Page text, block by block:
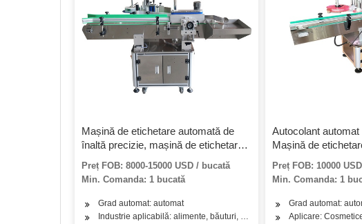
Mașină de etichetare automată de
înaltă precizie, mașină de etichetare
Preț FOB: 8000-15000 USD / bucată
Min. Comanda: 1 bucată
Grad automat: automat
Industrie aplicabilă: alimente, băuturi, mărfuri, medicale, chimice
Autocolant
Mașină de
Preț FOB: 10000
Min. Comanda: 1
Grad automat:
Aplicare: